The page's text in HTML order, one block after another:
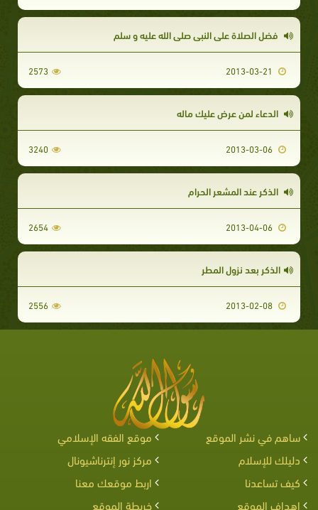
فضل الصلاة على النبي صلى الله عليه و سلم
2573
الدعاء لمن عرض عليك ماله
3240
الذكر عند المشعر الحرام
2654
الذكر بعد نزول المطر
2556
ساهم في نشر الموقع
موقع الفقه الإسلامي
دليلك للإسلام
مركز نور إنترناشيونال
كيف تساعدنا
اربط موقعك معنا
اهداف الموقع
خريطة الموقع